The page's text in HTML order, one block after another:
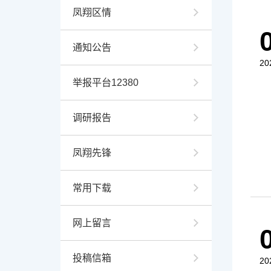
凤翔区情
通知公告
举报平台12380
调研报告
凤翔先锋
常用下载
网上留言
投稿信箱